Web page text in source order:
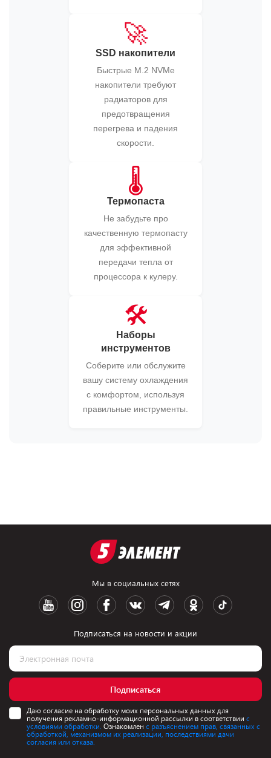
🚀
SSD накопители
Быстрые M.2 NVMe
накопители требуют
радиаторов для
предотвращения
перегрева и падения
скорости.
🌡️
Термопаста
Не забудьте про
качественную термопасту
для эффективной
передачи тепла от
процессора к кулеру.
🛠️
Наборы
инструментов
Соберите или обслужите
вашу систему охлаждения
с комфортом, используя
правильные инструменты.
Мы в социальных сетях
Подписаться на новости и акции
Подписаться
Даю согласие на обработку моих персональных данных для
получения рекламно-информационной рассылки в соответствии с
условиями обработки. Ознакомлен с разъяснением прав, связанных с
обработкой, механизмом их реализации, последствиями дачи
согласия или отказа.